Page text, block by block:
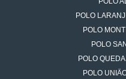
POLO
POLO
POLO
POLO
POLO